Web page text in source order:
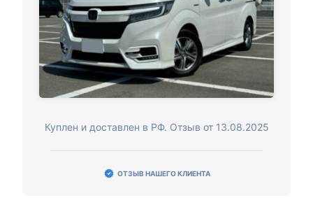
Куплен и доставлен в РФ. Отзыв от 13.08.2025
ОТЗЫВ НАШЕГО КЛИЕНТА